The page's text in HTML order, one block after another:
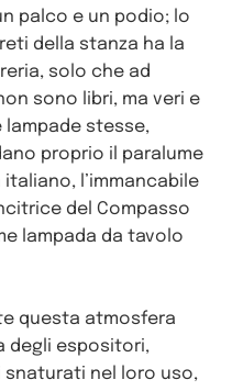
palco e un podio; lo
della stanza ha la
solo che ad
sono libri, ma veri e
lampade stesse,
proprio il paralume
l’immancabile
del Compasso
lampada da tavolo
questa atmosfera
degli espositori,
snaturati nel loro uso,